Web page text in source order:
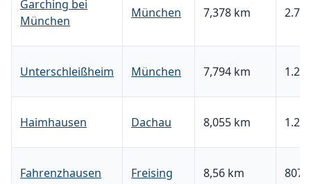
Garching bei
München
München 7,378 km
Unterschleißheim München 7,794 km
Haimhausen Dachau 8,055 km
Fahrenzhausen Freising 8,56 km